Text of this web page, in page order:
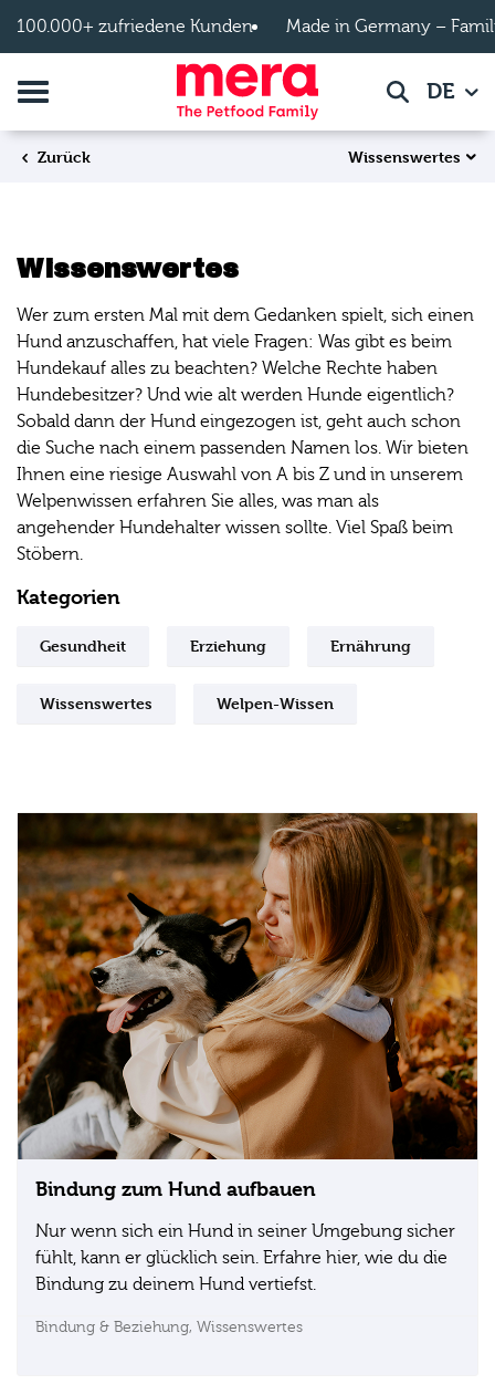
100.000+ zufriedene Kunden Made in Germany –
Navigation umschalten SucheDE
Zurück Wissenswertes
Wissenswertes
Wer zum ersten Mal mit dem Gedanken spielt, sich einen
Hund anzuschaffen, hat viele Fragen: Was gibt es beim
Hundekauf alles zu beachten? Welche Rechte haben
Hundebesitzer? Und wie alt werden Hunde eigentlich?
Sobald dann der Hund eingezogen ist, geht auch schon
die Suche nach einem passenden Namen los. Wir bieten
Ihnen eine riesige Auswahl von A bis Z und in unserem
Welpenwissen erfahren Sie alles, was man als
angehender Hundehalter wissen sollte. Viel Spaß beim
Stöbern.
Kategorien
Gesundheit Erziehung Ernährung
Wissenswertes Welpen-Wissen
Bindung zum Hund aufbauen
Nur wenn sich ein Hund in seiner Umgebung sicher
fühlt, kann er glücklich sein. Erfahre hier, wie du die
Bindung zu deinem Hund vertiefst.
Bindung & Beziehung, Wissenswertes